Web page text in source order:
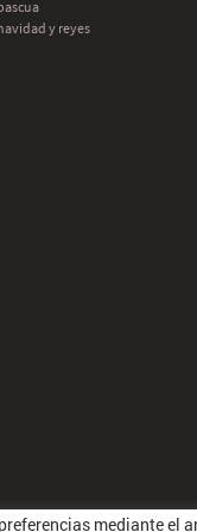
y reyes
mediante el